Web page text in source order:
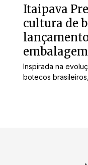
Itaipava
cultura de
embalagem
Inspirada na
botecos